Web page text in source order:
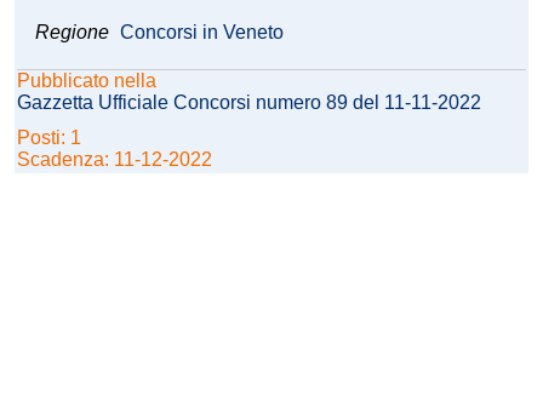
Regione Concorsi in Veneto
Pubblicato nella
Gazzetta Ufficiale Concorsi numero 89 del 11-11-2022
Posti: 1
Scadenza: 11-12-2022